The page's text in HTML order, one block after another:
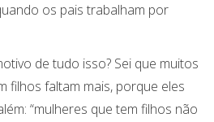
os pais trabalham por
de tudo isso? Sei que muitos
filhos faltam mais, porque eles
“mulheres que tem filhos não